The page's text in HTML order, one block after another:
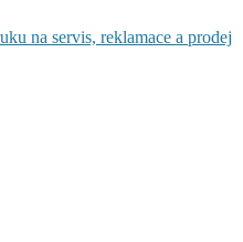
na servis, reklamace a prodej